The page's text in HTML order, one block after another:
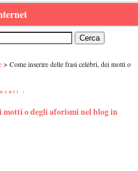
Come inserire delle frasi celebri, dei motti o
:
motti o degli aforismi nel blog in